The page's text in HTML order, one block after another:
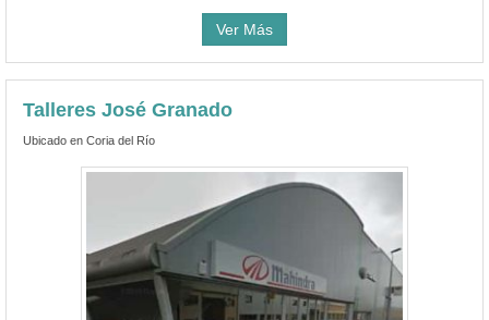
Ver Más
Talleres José Granado
Ubicado en Coria del Río